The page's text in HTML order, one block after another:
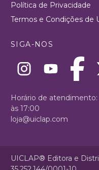
Política de Privacidade
Termos e Condições de
SIGA-NOS
Horário de
às 17:00
loja@uiclap.com
UICLAP® Editora e